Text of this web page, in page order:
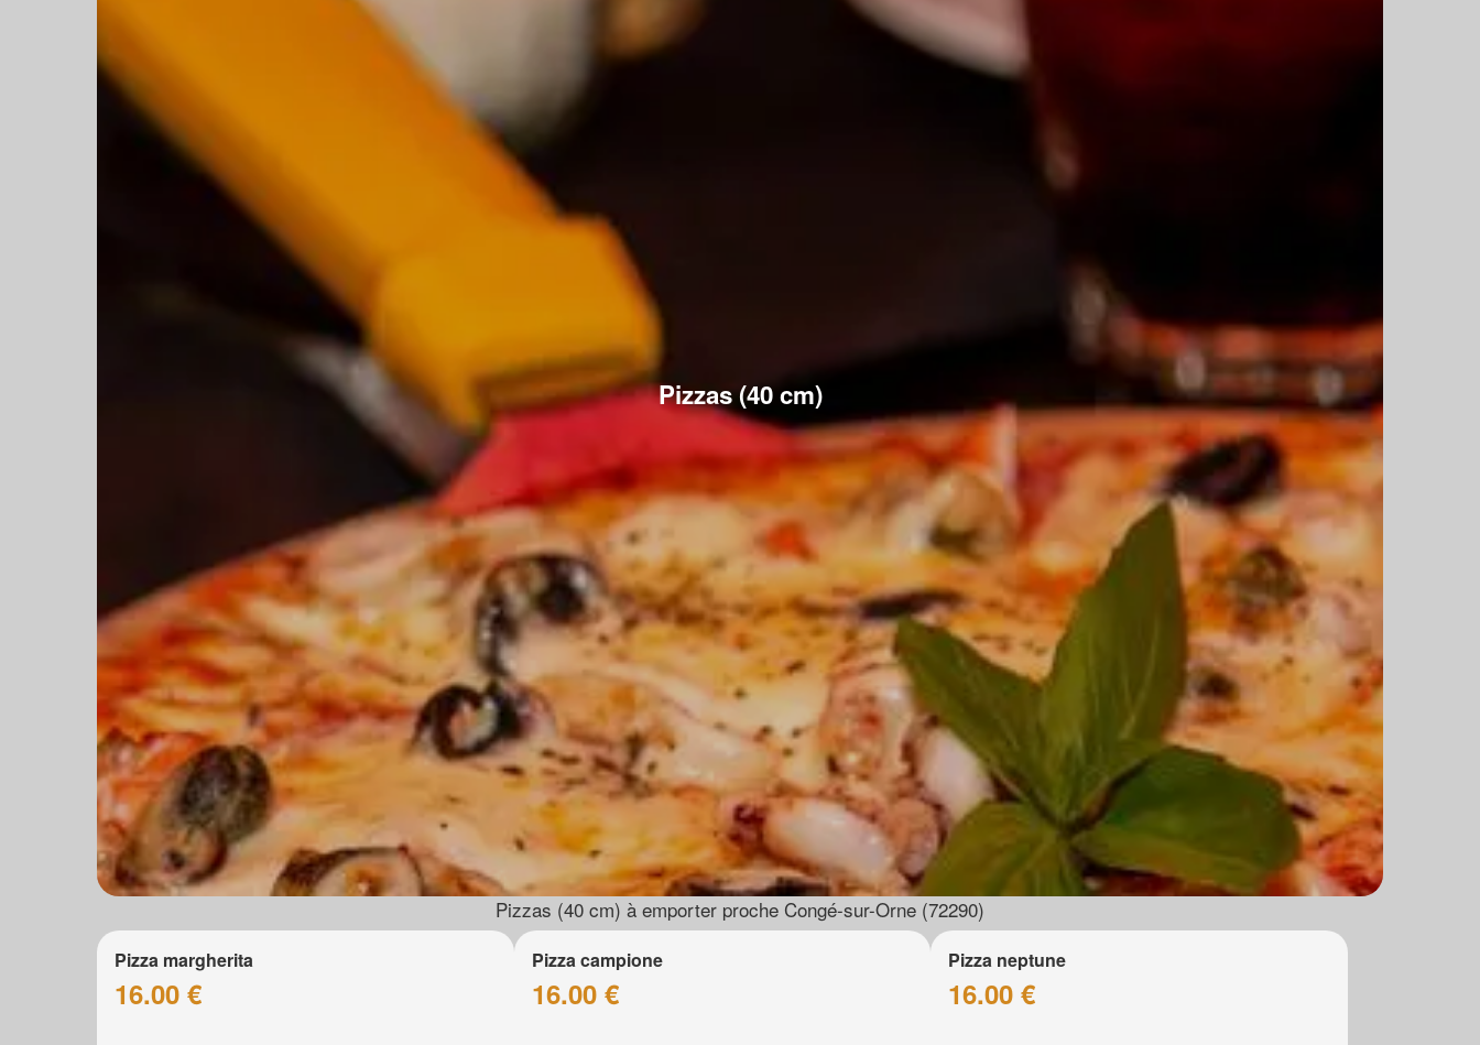
Pizzas (40 cm)
Pizzas (40 cm) à emporter proche Congé-sur-Orne (72290)
Pizza margherita
16.00 €
Pizza campione
16.00 €
Pizza neptune
16.00 €